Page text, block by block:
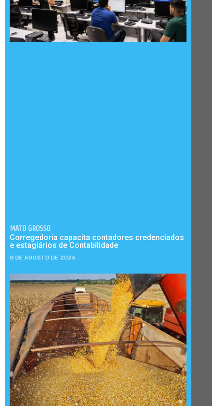
MATO GROSSO
Corregedoria capacita contadores credenciados
e estagiários de Contabilidade
8 DE AGOSTO DE 2026